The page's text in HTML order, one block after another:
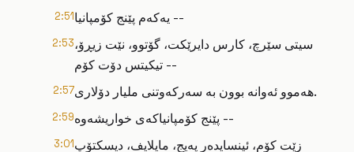
2:51 یەکەم پێنج کۆمپانیا --
2:53سیتی سێرچ، کارس دایرێکت، گۆتوو، نێت زیڕۆ،
تیکیتس دۆت کۆم --
2:57 هەموو ئەوانە بوون بە سەرکەوتنی ملیار دۆلاری.
2:59 پێنج کۆمپانیاکەی خواریشەوە --
3:01زێت کۆم، ئینسایدەر پەیج، مایلایف، دیسکتۆپ